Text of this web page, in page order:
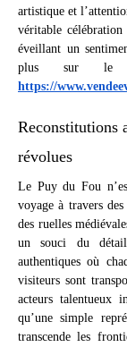
artistique et
véritable
éveillant un
plus sur
https://
Reconstitutions
révolues
Le Puy du Fou
voyage à travers
des ruelles
un souci du détail
authentiques où
visiteurs sont
acteurs talentueux
qu’une simple
transcende les